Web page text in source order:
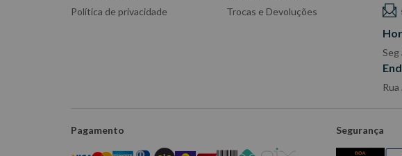
Política de privacidade
Trocas e Devoluções
Seg
Pagamento Segurança